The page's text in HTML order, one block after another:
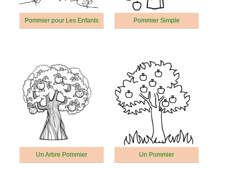
Pommier pour Les Enfants Pommier Simple
Un Arbre Pommier Un Pommier